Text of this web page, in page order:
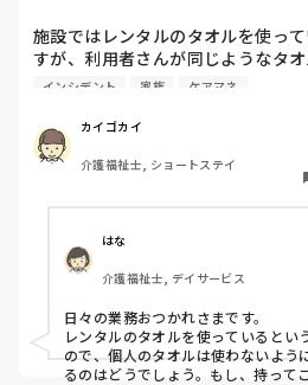
施設ではレンタルのタオルを使っ
すが、利用者さんが同じようなタ
てきていて、間違えてレンタル業者
本人と家族とケアマネとレンタル業
して、インシデントを書きました
インシデント 家族 ケアマネ
カイゴカイ
介護福祉士, ショートステイ
はな
介護福祉士, デイサービス
日々の業務おつかれさまです。
レンタルのタオルを使っているとい
ので、個人のタオルは使わないよう
るのはどうでしょう。もし、持って